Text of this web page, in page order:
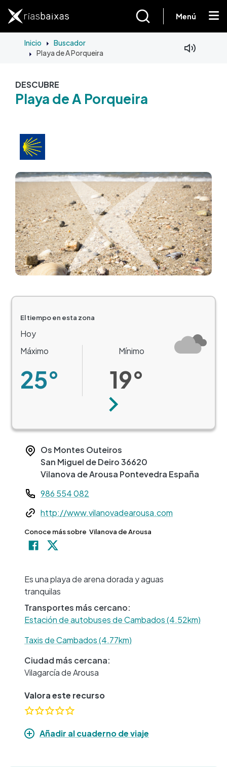
Menú
Inicio Buscador
Playa de A Porqueira
DESCUBRE
Playa de A Porqueira
Imagen
El tiempo en esta zona
Hoy
Máximo
25°
Mínimo
19°
Siguiente
Os Montes Outeiros
San Miguel de Deiro36620
Vilanova de Arousa Pontevedra España
Teléfono
986 554 082
Webhttp://www.vilanovadearousa.com
Conoce más sobre Vilanova de Arousa
Es una playa de arena dorada y aguas
tranquilas
Transportes más cercano:
Estación de autobuses de Cambados (4.52km)
Taxis de Cambados (4.77km)
Ciudad más cercana:
Vilagarcía de Arousa
Valora este recurso
Añadir al cuaderno de viaje